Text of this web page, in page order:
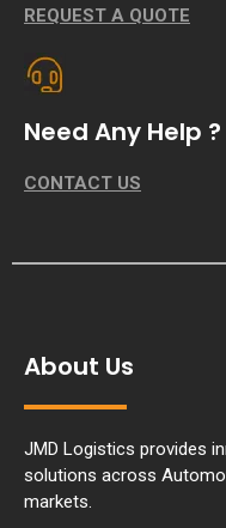
REQUEST A QUOTE
Need Any Help ?
CONTACT US
About Us
JMD Logistics provides
solutions across
markets.